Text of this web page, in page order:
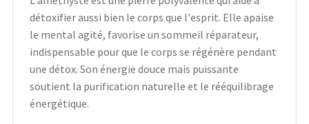
détoxifier aussi bien le corps que l'esprit. Elle apaise
le mental agité, favorise un sommeil réparateur,
indispensable pour que le corps se régénère pendant
une détox. Son énergie douce mais puissante
soutient la purification naturelle et le rééquilibrage
énergétique.